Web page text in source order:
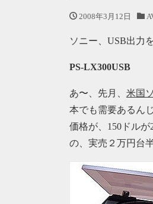
2008年3月12日
ソニー、USB出力
PS-LX300USB
あ〜、先月、 米国
本でも需要あるん
価格が、150ドル
の、実売２万円台